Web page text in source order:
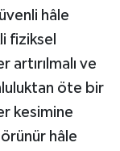
hâle
fiziksel
artırılmalı ve
öte bir
kesimine
hâle